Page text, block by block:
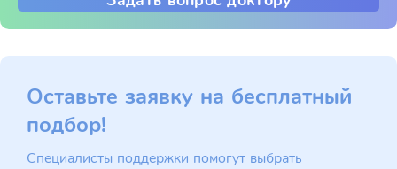
Оставьте заявку на бесплатный
подбор!
Специалисты поддержки помогут выбрать